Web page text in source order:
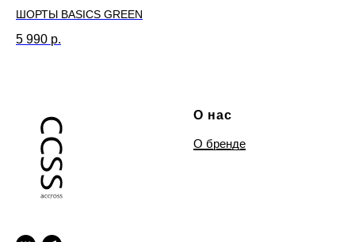
ШОРТЫ BASICS GREEN
5 990 р.
О нас
О бренде